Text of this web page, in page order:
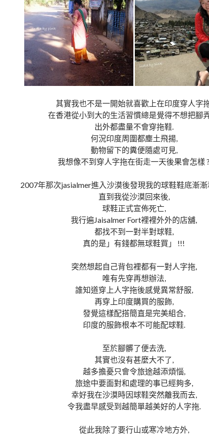
其實我也不是一開始就喜歡上在印度穿人字
在香港從小到大的生活習慣總是覺得不想把腳
出外都盡量不會穿拖鞋.
何況印度周圍都塵土飛揚,
動物留下的糞便隨處可見,
我想像不到穿人字拖在街走一天後果會怎樣 ?
2007年那次jasialmer進入沙漠後發現我的球鞋鞋底漸
直到我從沙漠回來後,
球鞋正式宣佈死亡,
我行遍Jaisalmer Fort裡裡外外的店舖,
都找不到一對半對球鞋,
真的是」有錢都無球鞋買」 !!!
突然想起自己背包裡都有一對人字拖,
唯有先穿再想辦法,
誰知道穿上人字拖後感覺異常舒服,
再穿上印度購買的服飾,
發覺這樣配搭簡直是完美組合,
印度的服飾根本不可能配球鞋.
至於腳髒了便去洗,
其實也沒有甚麼大不了,
越多擔憂只會令旅途越添煩惱,
旅途中要面對和處理的事已經夠多,
幸好我在沙漠時因球鞋突然離我而去,
令我盡早感受到越簡單越美好的人字拖.
從此我除了要行山或寒冷地方外,